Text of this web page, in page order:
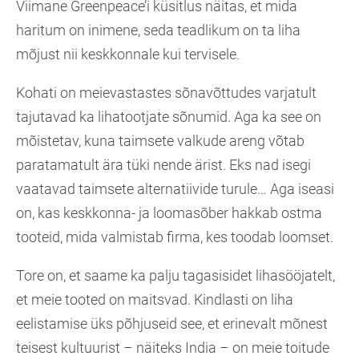
Viimane Greenpeace’i küsitlus näitas, et mida
haritum on inimene, seda teadlikum on ta liha
mõjust nii keskkonnale kui tervisele.
Kohati on meievastastes sõnavõttudes varjatult
tajutavad ka lihatootjate sõnumid. Aga ka see on
mõistetav, kuna taimsete valkude areng võtab
paratamatult ära tüki nende ärist. Eks nad isegi
vaatavad taimsete alternatiivide turule… Aga iseasi
on, kas keskkonna- ja loomasõber hakkab ostma
tooteid, mida valmistab firma, kes toodab loomset.
Tore on, et saame ka palju tagasisidet lihasööjatelt,
et meie tooted on maitsvad. Kindlasti on liha
eelistamise üks põhjuseid see, et erinevalt mõnest
teisest kultuurist – näiteks India – on meie toitude